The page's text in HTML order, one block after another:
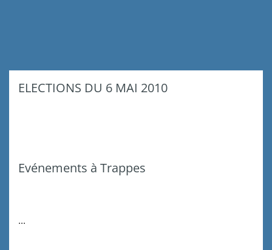
ELECTIONS DU 6 MAI 2010
Evénements à Trappes
...